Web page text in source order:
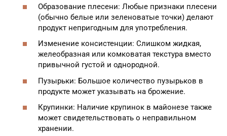
Образование плесени: Любые признаки плесени
(обычно белые или зеленоватые точки) делают
продукт непригодным для употребления.
Изменение консистенции: Слишком жидкая,
желеобразная или комковатая текстура вместо
привычной густой и однородной.
Пузырьки: Большое количество пузырьков в
продукте может указывать на брожение.
Крупинки: Наличие крупинок в майонезе также
может свидетельствовать о неправильном
хранении.